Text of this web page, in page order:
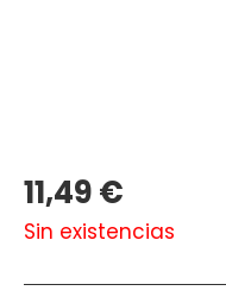
11,49€
Sin existencias